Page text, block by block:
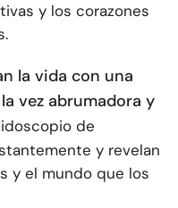
y los corazones
la vida con una
vez abrumadora y
de
y revelan
y el mundo que los